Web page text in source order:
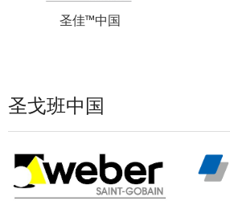
圣佳™中国
圣戈班中国